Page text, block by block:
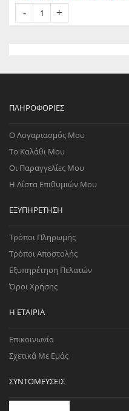
ΠΛΗΡΟΦΟΡΊΕΣ
Ο Λογαριασμός Μου
Το Καλάθι Μου
Οι Παραγγελίες Μου
Η Λίστα Επιθυμιών Μου
ΕΞΥΠΗΡΈΤΗΣΗ
Τρόποι Πληρωμής
Τρόποι Αποστολής
Εξυπηρέτηση Πελατών
Όροι Χρήσης
Η ΕΤΑΙΡΊΑ
Επικοινωνία
Σχετικά Με Εμάς
ΣΥΝΤΟΜΕΎΣΕΙΣ